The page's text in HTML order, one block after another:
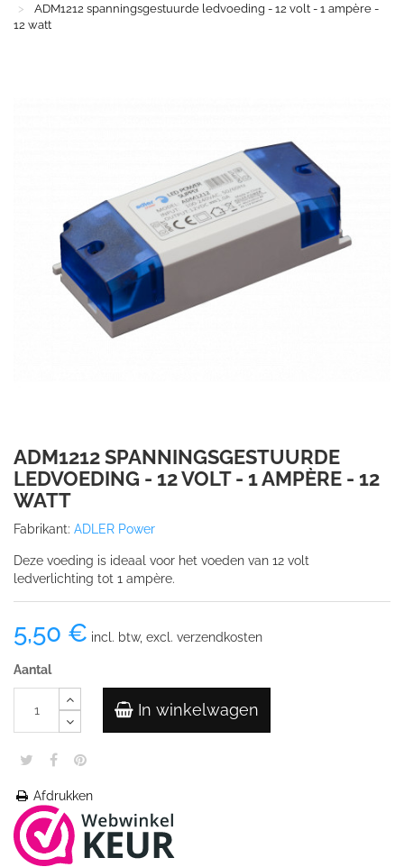
ADM1212 spanningsgestuurde ledvoeding - 12 volt - 1 ampère -
12 watt
ADM1212 SPANNINGSGESTUURDE
LEDVOEDING - 12 VOLT - 1 AMPÈRE - 12
WATT
Fabrikant: ADLER Power
Deze voeding is ideaal voor het voeden van 12 volt
ledverlichting tot 1 ampère.
5,50 € incl. btw, excl. verzendkosten
Aantal
In winkelwagen
Afdrukken